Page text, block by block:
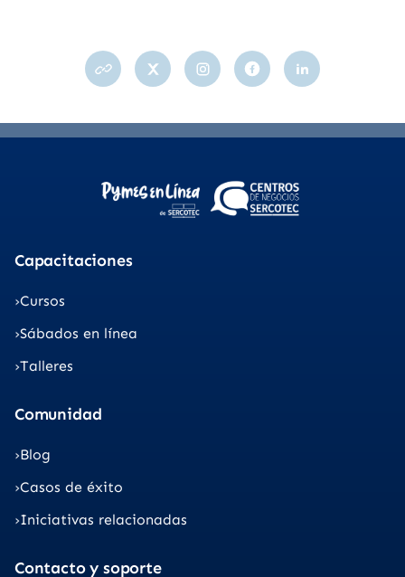
Capacitaciones
Cursos
Sábados en línea
Talleres
Comunidad
Blog
Casos de éxito
Iniciativas relacionadas
Contacto y soporte